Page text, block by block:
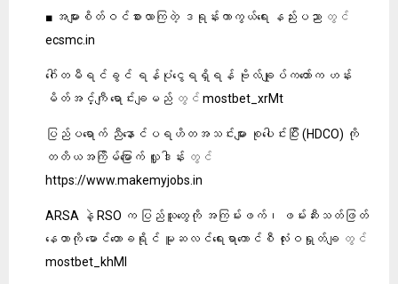
■ အများစိတ်ဝင်စားလာကြတဲ့ ဒရုန်းကာကွယ်ရေး နည်းပညာ တွင်
ecsmc.in
ဂေါ်တမီရင်ခွင် ရန်ပုံငွေရရှိရန် ဗိုလ်ချုပ်ကတော်က ဟန်း
မိတ်အင်္ကျီ ရောင်းချမည် တွင် mostbet_xrMt
ပြည်ပရောက် ညီနောင်ပရဟိတအသင်းများ စုပေါင်းပြီး (HDCO) ကို
တတိယအကြိမ်မြောက် လှူဒါန်း တွင်
https://www.makemyjobs.in
ARSA နဲ့ RSO က ပြည်သူတွေကို အကြမ်းဖက်၊ ဖမ်းဆီးသတ်ဖြတ်
နေတာကို မောင်တောခရိုင် မူဆလင်ရေးရာကောင်စီ လုံးဝရှုတ်ချ တွင်
mostbet_khMl